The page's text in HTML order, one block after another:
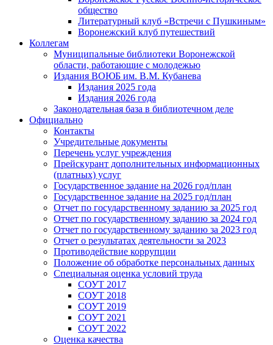
общество
Литературный клуб «Встречи с Пушкиным»
Воронежский клуб путешествий
Коллегам
Муниципальные библиотеки Воронежской
области, работающие с молодежью
Издания ВОЮБ им. В.М. Кубанева
Издания 2025 года
Издания 2026 года
Законодательная база в библиотечном деле
Официально
Контакты
Учредительные документы
Перечень услуг учреждения
Прейскурант дополнительных информационных
(платных) услуг
Государственное задание на 2026 год/план
Государственное задание на 2025 год/план
Отчет по государственному заданию за 2025 год
Отчет по государственному заданию за 2024 год
Отчет по государственному заданию за 2023 год
Отчет о результатах деятельности за 2023
Противодействие коррупции
Положение об обработке персональных данных
Специальная оценка условий труда
СОУТ 2017
СОУТ 2018
СОУТ 2019
СОУТ 2021
СОУТ 2022
Оценка качества